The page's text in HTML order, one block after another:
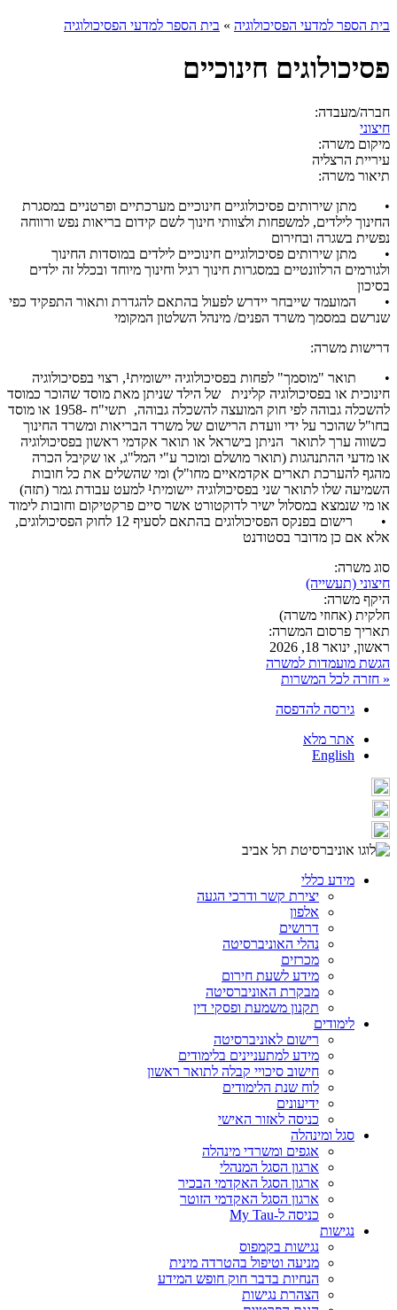
בית הספר למדעי הפסיכולוגיה » בית הספר למדעי הפסיכולוגיה
פסיכולוגים חינוכיים
חברה/מעבדה:
חיצוני
מיקום משרה:
עיריית הרצליה
תיאור משרה:
• מתן שירותים פסיכולוגיים חינוכיים מערכתיים ופרטניים במסגרת
החינוך לילדים, למשפחות ולצוותי חינוך לשם קידום בריאות נפש ורווחה
נפשית בשגרה ובחירום
• מתן שירותים פסיכולוגיים חינוכיים לילדים במוסדות החינוך
ולגורמים הרלוונטיים במסגרות חינוך רגיל וחינוך מיוחד ובכלל זה ילדים
בסיכון
• המועמד שייבחר יידרש לפעול בהתאם להגדרת ותאור התפקיד כפי
שנרשם במסמך משרד הפנים/ מינהל השלטון המקומי
דרישות משרה:
• תואר "מוסמך" לפחות בפסיכולוגיה יישומית¹, רצוי בפסיכולוגיה
חינוכית או בפסיכולוגיה קלינית של הילד שניתן מאת מוסד שהוכר כמוסד
להשכלה גבוהה לפי חוק המועצה להשכלה גבוהה, תשי"ח -1958 או מוסד
בחו"ל שהוכר על ידי וועדת הרישום של משרד הבריאות ומשרד החינוך
כשווה ערך לתואר הניתן בישראל או תואר אקדמי ראשון בפסיכולוגיה
או מדעי ההתנהגות (תואר מושלם ומוכר ע"י המל"ג, או שקיבל הכרה
מהגף להערכת תארים אקדמאיים מחו"ל) ומי שהשלים את כל חובות
השמיעה שלו לתואר שני בפסיכולוגיה יישומית¹ למעט עבודת גמר (תזה)
או מי שנמצא במסלול ישיר לדוקטורט אשר סיים פרקטיקום וחובות לימוד
• רישום בפנקס הפסיכולוגים בהתאם לסעיף 12 לחוק הפסיכולוגים,
אלא אם כן מדובר בסטודנט
סוג משרה:
חיצוני (תעשייה)
היקף משרה:
חלקית (אחוזי משרה)
תאריך פרסום המשרה:
ראשון, ינואר 18, 2026
הגשת מועמדות למשרה
« חזרה לכל המשרות
גירסה להדפסה
אתר מלא
English
מידע כללי
יצירת קשר ודרכי הגעה
אלפון
דרושים
נהלי האוניברסיטה
מכרזים
מידע לשעת חירום
מבקרת האוניברסיטה
תקנון משמעת ופסקי דין
לימודים
רישום לאוניברסיטה
מידע למתעניינים בלימודים
חישוב סיכויי קבלה לתואר ראשון
לוח שנת הלימודים
ידיעונים
כניסה לאזור האישי
סגל ומינהלה
אגפים ומשרדי מינהלה
ארגון הסגל המנהלי
ארגון הסגל האקדמי הבכיר
ארגון הסגל האקדמי הזוטר
כניסה ל-My Tau
נגישות
נגישות בקמפוס
מניעה וטיפול בהטרדה מינית
הנחיות בדבר חוק חופש המידע
הצהרת נגישות